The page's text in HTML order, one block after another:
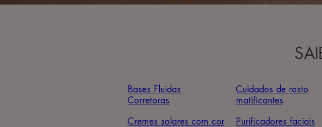
Bases Fluidas
Corretoras
Cuidados de rosto
matificantes
Cremes solares com cor Purificadores faciais